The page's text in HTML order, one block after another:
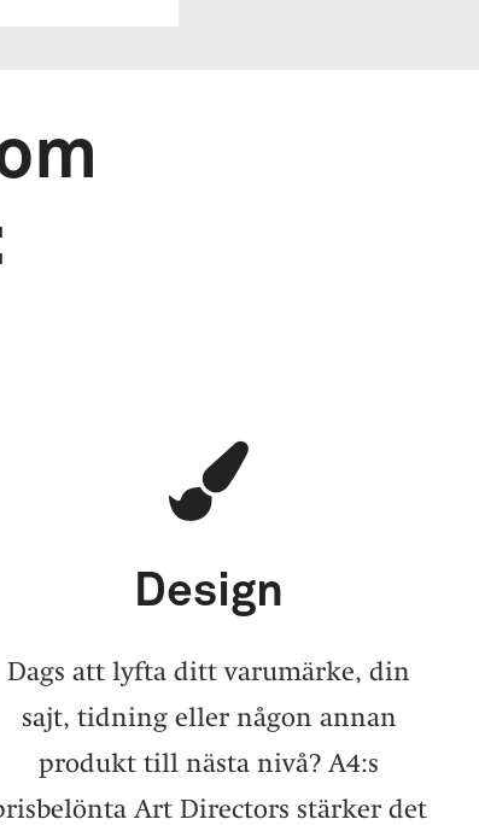
Design
Dags att lyfta ditt varumärke, din
sajt, tidning eller någon annan
produkt till nästa nivå? A4:s
Art Directors stärker det